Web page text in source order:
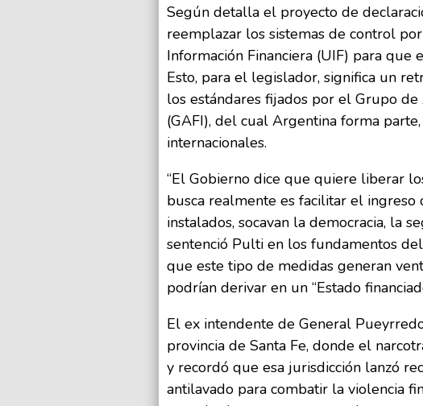
Según detalla el proyecto de
reemplazar los sistemas de control
Información Financiera (UIF) para
Esto, para el legislador, significa un
los estándares fijados por el Grupo de
(GAFI), del cual Argentina forma
internacionales.
“El Gobierno dice que quiere liberar
busca realmente es facilitar el
instalados, socavan la democracia, la
sentenció Pulti en los fundamentos
que este tipo de medidas generan
podrían derivar en un “Estado
El ex intendente de General
provincia de Santa Fe, donde el
y recordó que esa jurisdicción lanzó
antilavado para combatir la violencia